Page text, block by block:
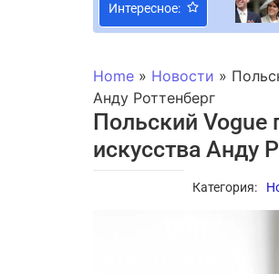
Интересное:
Home » Новости »
Анду Роттенберг
Польский Vogue
искусства Анду
Категория: